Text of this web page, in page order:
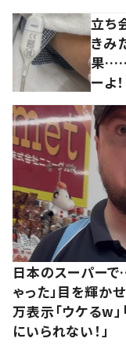
立ち
きみ
果……
ーよ
日本のスーパーで
ゃった」目を輝か
万表示「ウケるw
にいられない！」